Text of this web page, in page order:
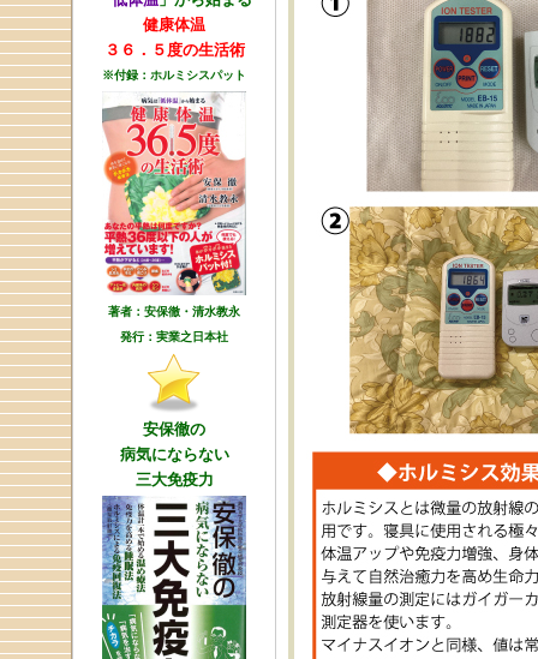
健康体温
３６．５度の生活術
※付録：ホルミシスパット
著者：安保徹・清水教永
発行：実業之日本社
安保徹の
病気にならない
三大免疫力